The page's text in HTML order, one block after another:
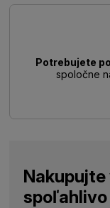
Potrebujete
spoločne
spoľahlivo